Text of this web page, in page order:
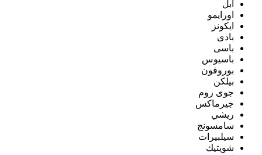
ابل
اورايمو
ايكونز
بادى
باسى
باسيوس
بوروفون
بيلكن
جوى روم
جيرماكس
ريشي
سامسونج
سيلبيرات
شويتيك